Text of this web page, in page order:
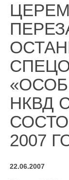
НКВД
2007
22.06.2007